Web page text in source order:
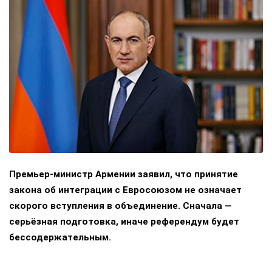
Премьер-министр Армении заявил, что принятие
закона об интеграции с Евросоюзом не означает
скорого вступления в объединение. Сначала —
серьёзная подготовка, иначе референдум будет
бессодержательным.